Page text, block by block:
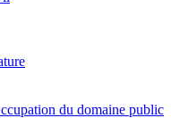
du domaine public